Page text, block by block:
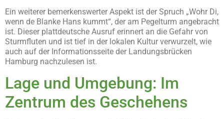
Ein weiterer bemerkenswerter Aspekt ist der Spruch „Wohr Di,
wenn de Blanke Hans kummt“, der am Pegelturm angebracht
ist. Dieser plattdeutsche Ausruf erinnert an die Gefahr von
Sturmfluten und ist tief in der lokalen Kultur verwurzelt, wie
auch auf der Informationsseite der Landungsbrücken
Hamburg nachzulesen ist.
Lage und Umgebung: Im
Zentrum des Geschehens